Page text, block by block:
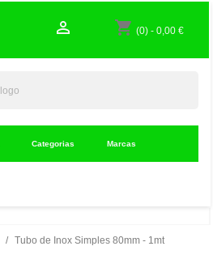
shopping_cart (0) -0,00 €

Categorias Marcas
Tubo de Inox Simples 80mm - 1mt